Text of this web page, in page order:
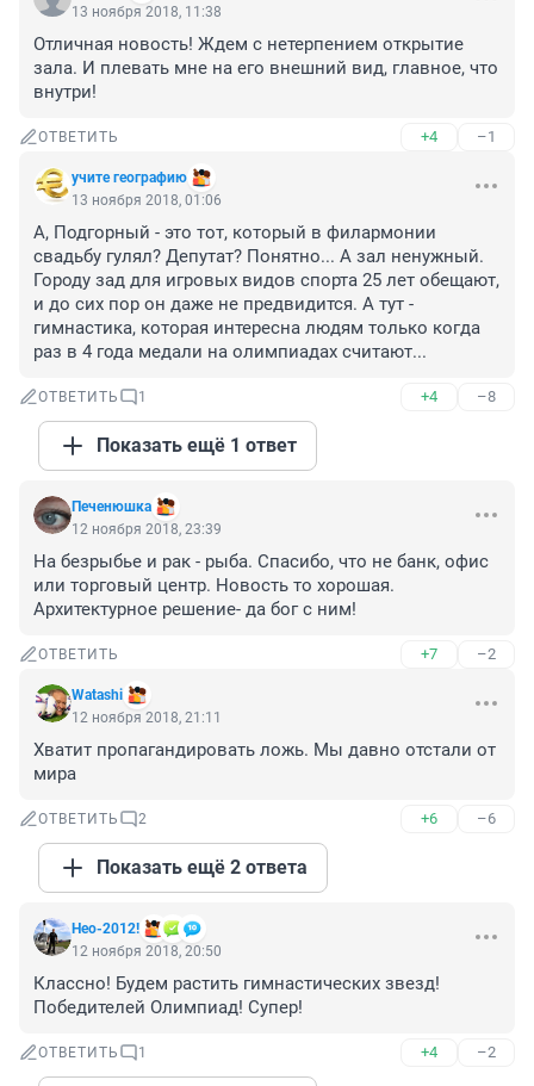
13 ноября 2018, 11:38
Отличная новость! Ждем с нетерпением открытие
зала. И плевать мне на его внешний вид, главное, что
внутри!
ОТВЕТИТЬ +4 –1
учите географию
13 ноября 2018, 01:06
А, Подгорный - это тот, который в филармонии
свадьбу гулял? Депутат? Понятно... А зал ненужный.
Городу зад для игровых видов спорта 25 лет обещают,
и до сих пор он даже не предвидится. А тут -
гимнастика, которая интересна людям только когда
раз в 4 года медали на олимпиадах считают...
ОТВЕТИТЬ 1 +4 –8
Показать ещё 1 ответ
Печенюшка
12 ноября 2018, 23:39
На безрыбье и рак - рыба. Спасибо, что не банк, офис
или торговый центр. Новость то хорошая.
Архитектурное решение- да бог с ним!
ОТВЕТИТЬ +7 –2
Watashi
12 ноября 2018, 21:11
Хватит пропагандировать ложь. Мы давно отстали от
мира
ОТВЕТИТЬ 2 +6 –6
Показать ещё 2 ответа
Нео-2012!
12 ноября 2018, 20:50
Классно! Будем растить гимнастических звезд!
Победителей Олимпиад! Супер!
ОТВЕТИТЬ 1 +4 –2